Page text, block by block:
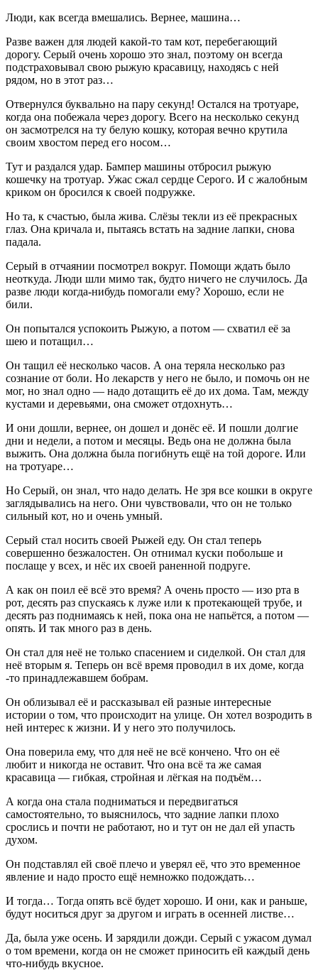
Люди, как всегда вмешались. Вернее, машина…
Разве важен для людей какой-то там кот, перебегающий
дорогу. Серый очень хорошо это знал, поэтому он всегда
подстраховывал свою рыжую красавицу, находясь с ней
рядом, но в этот раз…
Отвернулся буквально на пару секунд! Остался на тротуаре,
когда она побежала через дорогу. Всего на несколько секунд
он засмотрелся на ту белую кошку, которая вечно крутила
своим хвостом перед его носом…
Тут и раздался удар. Бампер машины отбросил рыжую
кошечку на тротуар. Ужас сжал сердце Серого. И с жалобным
криком он бросился к своей подружке.
Но та, к счастью, была жива. Слёзы текли из её прекрасных
глаз. Она кричала и, пытаясь встать на задние лапки, снова
падала.
Серый в отчаянии посмотрел вокруг. Помощи ждать было
неоткуда. Люди шли мимо так, будто ничего не случилось. Да
разве люди когда-нибудь помогали ему? Хорошо, если не
били.
Он попытался успокоить Рыжую, а потом — схватил её за
шею и потащил…
Он тащил её несколько часов. А она теряла несколько раз
сознание от боли. Но лекарств у него не было, и помочь он не
мог, но знал одно — надо дотащить её до их дома. Там, между
кустами и деревьями, она сможет отдохнуть…
И они дошли, вернее, он дошел и донёс её. И пошли долгие
дни и недели, а потом и месяцы. Ведь она не должна была
выжить. Она должна была погибнуть ещё на той дороге. Или
на тротуаре…
Но Серый, он знал, что надо делать. Не зря все кошки в округе
заглядывались на него. Они чувствовали, что он не только
сильный кот, но и очень умный.
Серый стал носить своей Рыжей еду. Он стал теперь
совершенно безжалостен. Он отнимал куски побольше и
послаще у всех, и нёс их своей раненной подруге.
А как он поил её всё это время? А очень просто — изо рта в
рот, десять раз спускаясь к луже или к протекающей трубе, и
десять раз поднимаясь к ней, пока она не напьётся, а потом —
опять. И так много раз в день.
Он стал для неё не только спасением и сиделкой. Он стал для
неё вторым я. Теперь он всё время проводил в их доме, когда
-то принадлежавшем бобрам.
Он облизывал её и рассказывал ей разные интересные
истории о том, что происходит на улице. Он хотел возродить в
ней интерес к жизни. И у него это получилось.
Она поверила ему, что для неё не всё кончено. Что он её
любит и никогда не оставит. Что она всё та же самая
красавица — гибкая, стройная и лёгкая на подъём…
А когда она стала подниматься и передвигаться
самостоятельно, то выяснилось, что задние лапки плохо
срослись и почти не работают, но и тут он не дал ей упасть
духом.
Он подставлял ей своё плечо и уверял её, что это временное
явление и надо просто ещё немножко подождать…
И тогда… Тогда опять всё будет хорошо. И они, как и раньше,
будут носиться друг за другом и играть в осенней листве…
Да, была уже осень. И зарядили дожди. Серый с ужасом думал
о том времени, когда он не сможет приносить ей каждый день
что-нибудь вкусное.